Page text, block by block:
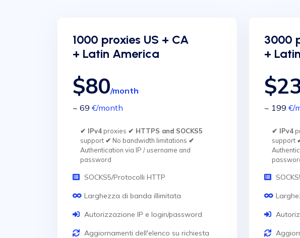
1000 proxies US + CA
+ Latin America
$80/month
~ 69 €/month
✔ IPv4proxies ✔ HTTPS and SOCKS5
support ✔ No bandwidth limitations ✔
Authentication via IP / username and
password
SOCKS5/Protocolli HTTP
Larghezza di banda illimitata
Autorizzazione IP e login/password
Aggiornamenti dell'elenco su richiesta
3000
+
~ 199 €/
✔ IPv4
support